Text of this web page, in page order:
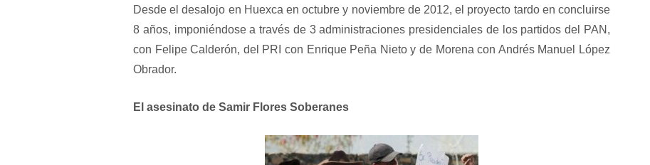
Desde el desalojo en Huexca en octubre y noviembre de 2012, el proyecto tardo en concluirse
8 años, imponiéndose a través de 3 administraciones presidenciales de los partidos del PAN,
con Felipe Calderón, del PRI con Enrique Peña Nieto y de Morena con Andrés Manuel López
Obrador.
El asesinato de Samir Flores Soberanes